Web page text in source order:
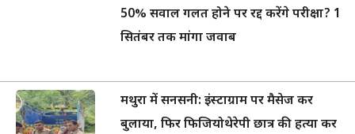
50% सवाल गलत होने पर रद्द करेंगे परीक्षा? 1
सितंबर तक मांगा जवाब
मथुरा में सनसनी: इंस्टाग्राम पर मैसेज कर
बुलाया, फिर फिजियोथेरेपी छात्र की हत्या कर